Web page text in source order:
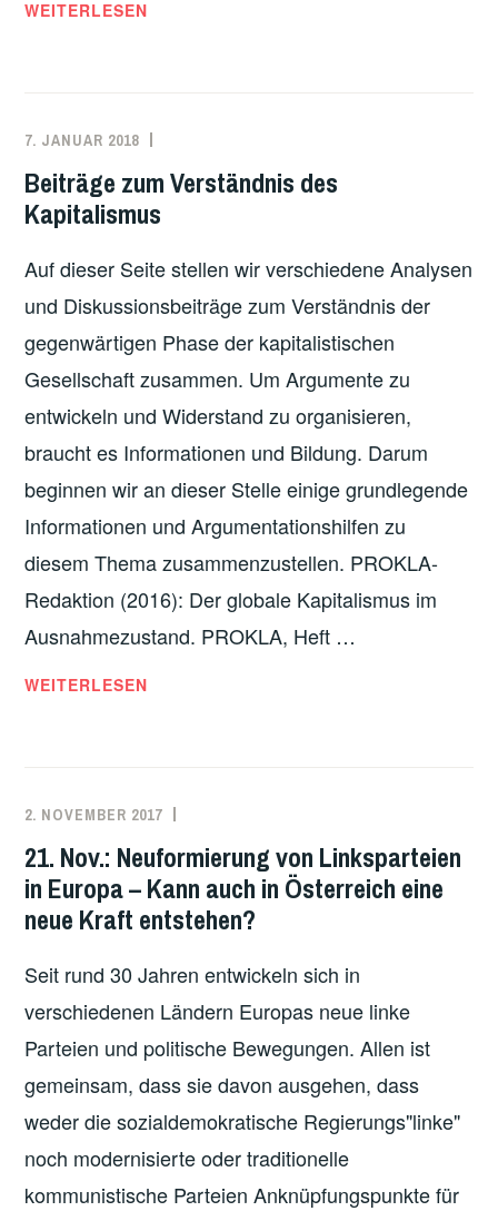
ITALIEN:
EINE
NEUE
LINKE
VON
UNTEN
WEITERLESEN
7. JANUAR 2018
EUROPA
GESCHICHTE,
Beiträge zum Verständnis des
Kapitalismus
Auf dieser Seite stellen wir verschiedene Analysen
und Diskussionsbeiträge zum Verständnis der
gegenwärtigen Phase der kapitalistischen
Gesellschaft zusammen. Um Argumente zu
entwickeln und Widerstand zu organisieren,
braucht es Informationen und Bildung. Darum
beginnen wir an dieser Stelle einige grundlegende
Informationen und Argumentationshilfen zu
diesem Thema zusammenzustellen. PROKLA-
Redaktion (2016): Der globale Kapitalismus im
Ausnahmezustand. PROKLA, Heft …
BEITRÄGE
WEITERLESEN
2. NOVEMBER 2017
LINKS
GEDACHT!
BILDUNGSREIHE,
ÖSTERREICH
VERANSTALTUNGEN ,
VERGANGENE
VERANSTALTUNGEN
21. Nov.: Neuformierung von Linksparteien
in Europa – Kann auch in Österreich eine
neue Kraft entstehen?
Seit rund 30 Jahren entwickeln sich in
verschiedenen Ländern Europas neue linke
Parteien und politische Bewegungen. Allen ist
gemeinsam, dass sie davon ausgehen, dass
weder die sozialdemokratische Regierungs"linke"
noch modernisierte oder traditionelle
kommunistische Parteien Anknüpfungspunkte für